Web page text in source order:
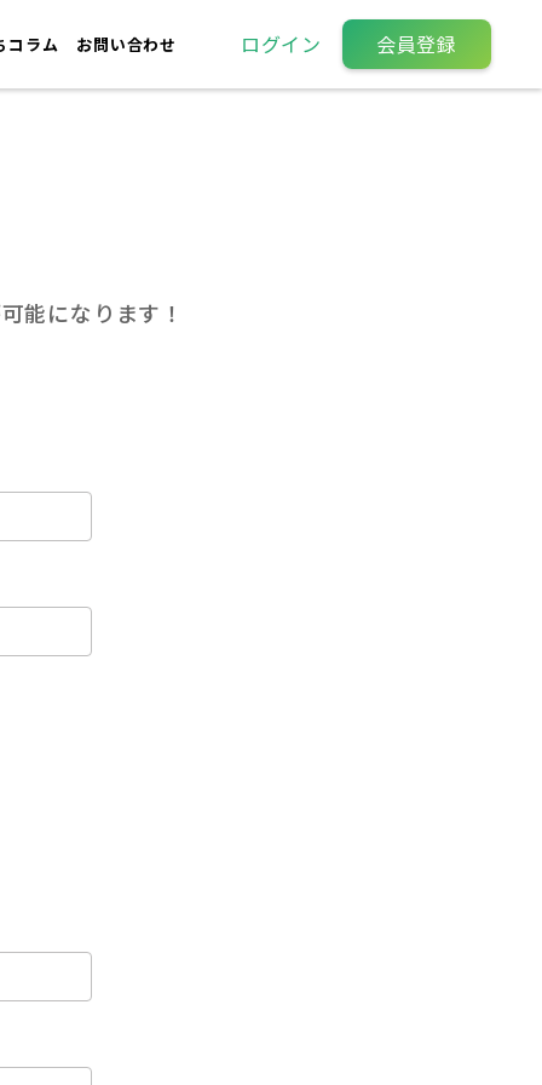
コラム お問い合わせ ログイン 会員登録
能になります！